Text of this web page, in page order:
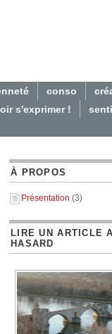
conso
s'exprimer !
À PROPOS
Présentation (3)
LIRE UN ARTICLE
HASARD